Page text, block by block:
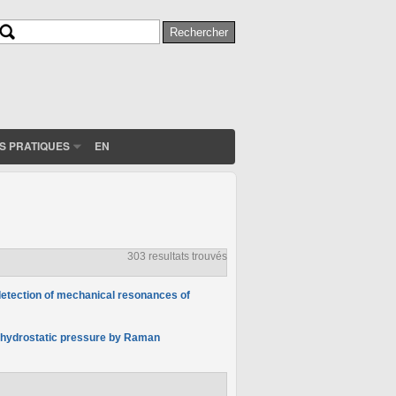
Rechercher
PRATIQUES EN
303 resultats trouvés
of mechanical resonances of
pressure by Raman